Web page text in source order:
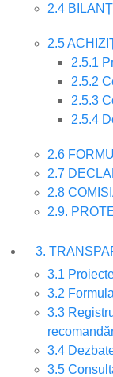
2.4
2.5
2.5.1
2.5.2
2.5.3
2.5.4
2.6
2.7
2.8
2.9.
3.
3.1
3.2
3.3
3.4
3.5